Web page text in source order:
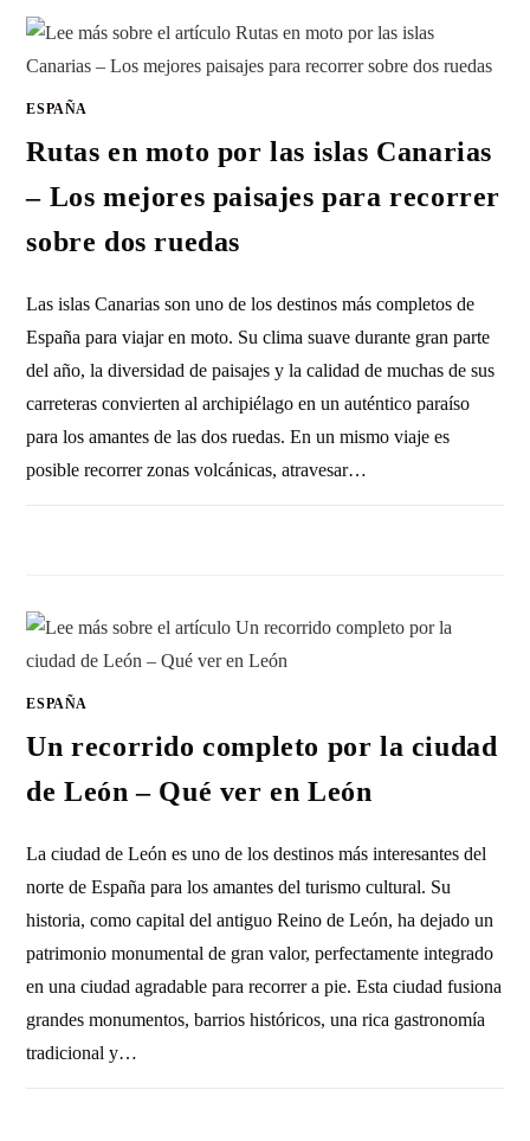
ESPAÑA
Rutas en moto por las islas Canarias
– Los mejores paisajes para recorrer
sobre dos ruedas
Las islas Canarias son uno de los destinos más completos de
España para viajar en moto. Su clima suave durante gran parte
del año, la diversidad de paisajes y la calidad de muchas de sus
carreteras convierten al archipiélago en un auténtico paraíso
para los amantes de las dos ruedas. En un mismo viaje es
posible recorrer zonas volcánicas, atravesar…
ESPAÑA
Un recorrido completo por la ciudad
de León – Qué ver en León
La ciudad de León es uno de los destinos más interesantes del
norte de España para los amantes del turismo cultural. Su
historia, como capital del antiguo Reino de León, ha dejado un
patrimonio monumental de gran valor, perfectamente integrado
en una ciudad agradable para recorrer a pie. Esta ciudad fusiona
grandes monumentos, barrios históricos, una rica gastronomía
tradicional y…